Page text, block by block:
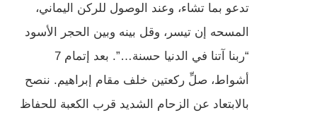
تدعو بما تشاء، وعند الوصول للركن اليماني،
المسحه إن تيسر، وقل بينه وبين الحجر الأسود
“ربنا آتنا في الدنيا حسنة…”. بعد إتمام 7
أشواط، صلِّ ركعتين خلف مقام إبراهيم. ننصح
بالابتعاد عن الزحام الشديد قرب الكعبة للحفاظ